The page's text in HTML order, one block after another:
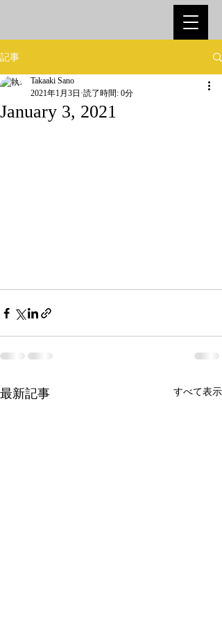
記事
January 3, 2021
Takaaki Sano
2021年1月3日 読了時間: 0分
最新記事 すべて表示